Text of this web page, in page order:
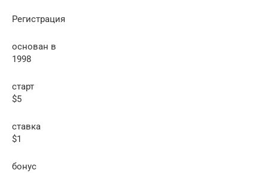
Регистрация
основан в
1998
старт
$5
ставка
$1
бонус